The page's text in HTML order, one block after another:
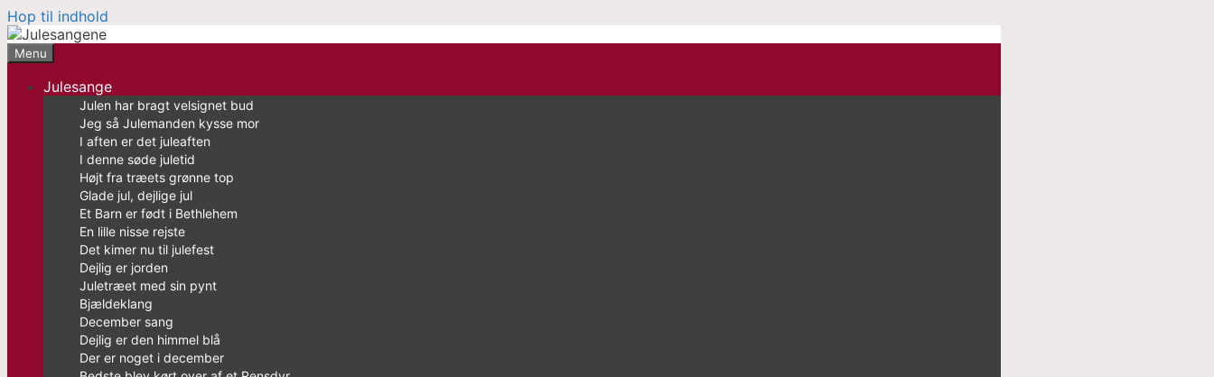
Hop til indhold
Menu
Julesange
Julen har bragt velsignet bud
Jeg så Julemanden kysse mor
I aften er det juleaften
I denne søde juletid
Højt fra træets grønne top
Glade jul, dejlige jul
Et Barn er født i Bethlehem
En lille nisse rejste
Det kimer nu til julefest
Dejlig er jorden
Juletræet med sin pynt
Bjældeklang
December sang
Dejlig er den himmel blå
Der er noget i december